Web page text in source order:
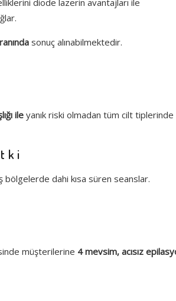
diode lazerin avantajları ile
sonuç alınabilmektedir.
ile yanık riski olmadan tüm cilt tiplerinde
bölgelerde dahi kısa süren seanslar.
müşterilerine 4 mevsim, acısız